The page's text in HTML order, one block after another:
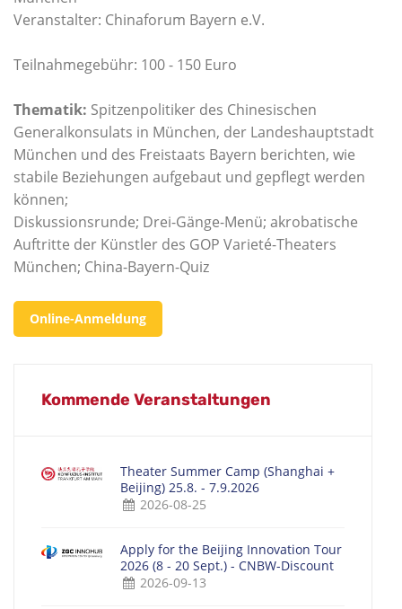
Veranstalter: Chinaforum Bayern e.V.
Teilnahmegebühr: 100 - 150 Euro
Thematik: Spitzenpolitiker des Chinesischen
Generalkonsulats in München, der Landeshauptstadt
München und des Freistaats Bayern berichten, wie
stabile Beziehungen aufgebaut und gepflegt werden
können;
Diskussionsrunde; Drei-Gänge-Menü; akrobatische
Auftritte der Künstler des GOP Varieté-Theaters
München; China-Bayern-Quiz
Online-Anmeldung
Kommende Veranstaltungen
Theater Summer Camp (Shanghai +
Beijing) 25.8. - 7.9.2026
2026-08-25
Apply for the Beijing Innovation Tour
2026 (8 - 20 Sept.) - CNBW-Discount
2026-09-13